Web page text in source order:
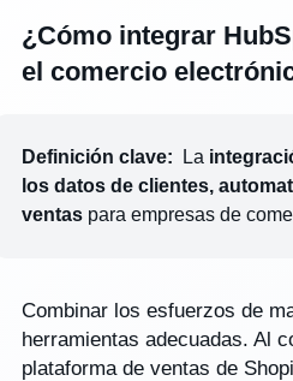
¿Cómo integrar
el comercio
Definición clave: La
los datos de clientes,
ventas para empresas de
Combinar los esfuerzos de
herramientas adecuadas. Al
plataforma de ventas de